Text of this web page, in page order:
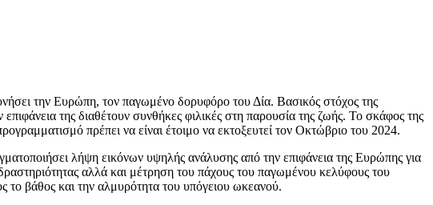
την Ευρώπη, τον παγωμένο δορυφόρο του Δία. Βασικός στόχος της
της διαθέτουν συνθήκες φιλικές στη παρουσία της ζωής. Το σκάφος της
πρέπει να είναι έτοιμο να εκτοξευτεί τον Οκτώβριο του 2024.
λήψη εικόνων υψηλής ανάλυσης από την επιφάνεια της Ευρώπης για
αλλά και μέτρηση του πάχους του παγωμένου κελύφους του
βάθος και την αλμυρότητα του υπόγειου ωκεανού.